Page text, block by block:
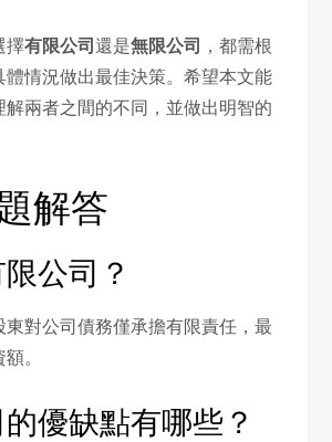
擇有限公司還是無限公司 ，都需根
體情況做出最佳決策。希望本文能
兩者之間的不同，並做出明智的
解答
公司？
對公司債務僅承擔有限責任，最
。
優缺點有哪些？